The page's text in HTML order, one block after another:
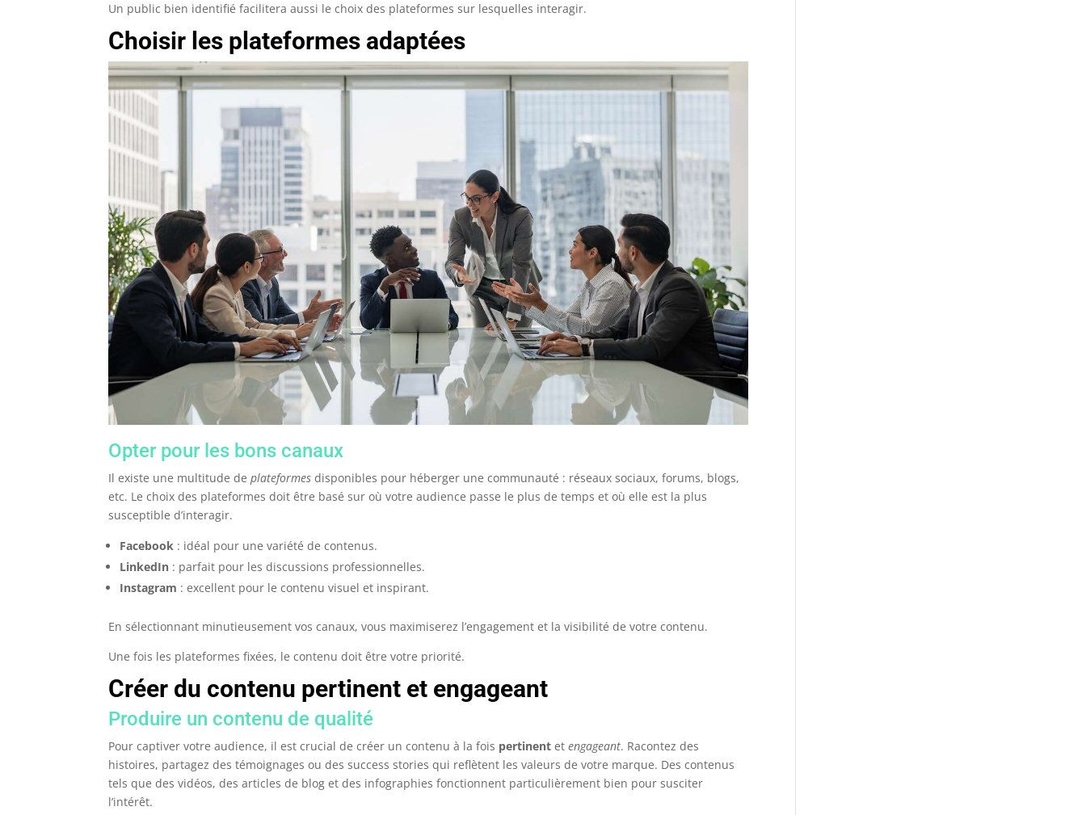
Un public bien identifié facilitera aussi le choix des plateformes sur lesquelles interagir.
Choisir les plateformes adaptées
Opter pour les bons canaux
Il existe une multitude deplateformes disponibles pour héberger une communauté : réseaux sociaux, forums, blogs,
etc. Le choix des plateformes doit être basé sur où votre audience passe le plus de temps et où elle est la plus
susceptible d’interagir.
Facebook : idéal pour une variété de contenus.
LinkedIn : parfait pour les discussions professionnelles.
Instagram : excellent pour le contenu visuel et inspirant.
En sélectionnant minutieusement vos canaux, vous maximiserez l’engagement et la visibilité de votre contenu.
Une fois les plateformes fixées, le contenu doit être votre priorité.
Créer du contenu pertinent et engageant
Produire un contenu de qualité
Pour captiver votre audience, il est crucial de créer un contenu à la fois pertinent etengageant. Racontez des
histoires, partagez des témoignages ou des success stories qui reflètent les valeurs de votre marque. Des contenus
tels que des vidéos, des articles de blog et des infographies fonctionnent particulièrement bien pour susciter
l’intérêt.